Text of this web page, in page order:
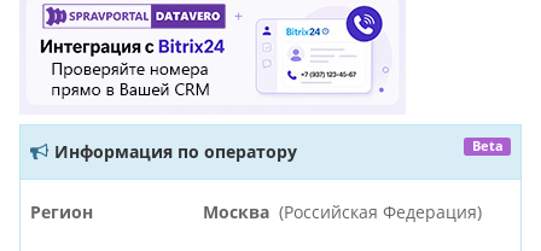
Информация по оператору Beta
Регион Москва (Российская Федерация)